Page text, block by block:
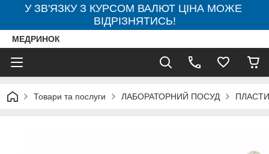
У ЗВ'ЯЗКУ З КУРСОМ ВАЛЮТ ЦІНА МОЖЕ
ВІДРІЗНЯТИСЬ!
МЕДРИНОК
Товари та послуги ЛАБОРАТОРНИЙ ПОСУД